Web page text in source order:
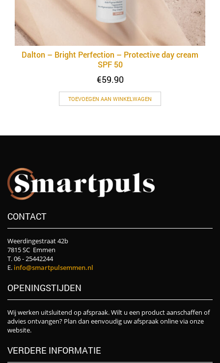
Dalton – Bright Perfection – Protective day cream
SPF 50
€59.90
TOEVOEGEN AAN WINKELWAGEN
CONTACT
Weerdingestraat 42b
7815 SC Emmen
T. 06 - 25442244
E. info@smartpulsemmen.nl
OPENINGSTIJDEN
Wij werken uitsluitend op afspraak. Wilt u een product aanschaffen of
advies ontvangen? Plan dan eenvoudig uw afspraak online via onze
website.
VERDERE INFORMATIE